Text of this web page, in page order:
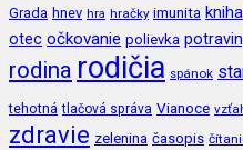
Grada hnev hra hračky imunita kniha
otec očkovanie polievka
rodina rodičia spánok
tehotná tlačová správa Vianoce
zdravie zelenina časopis